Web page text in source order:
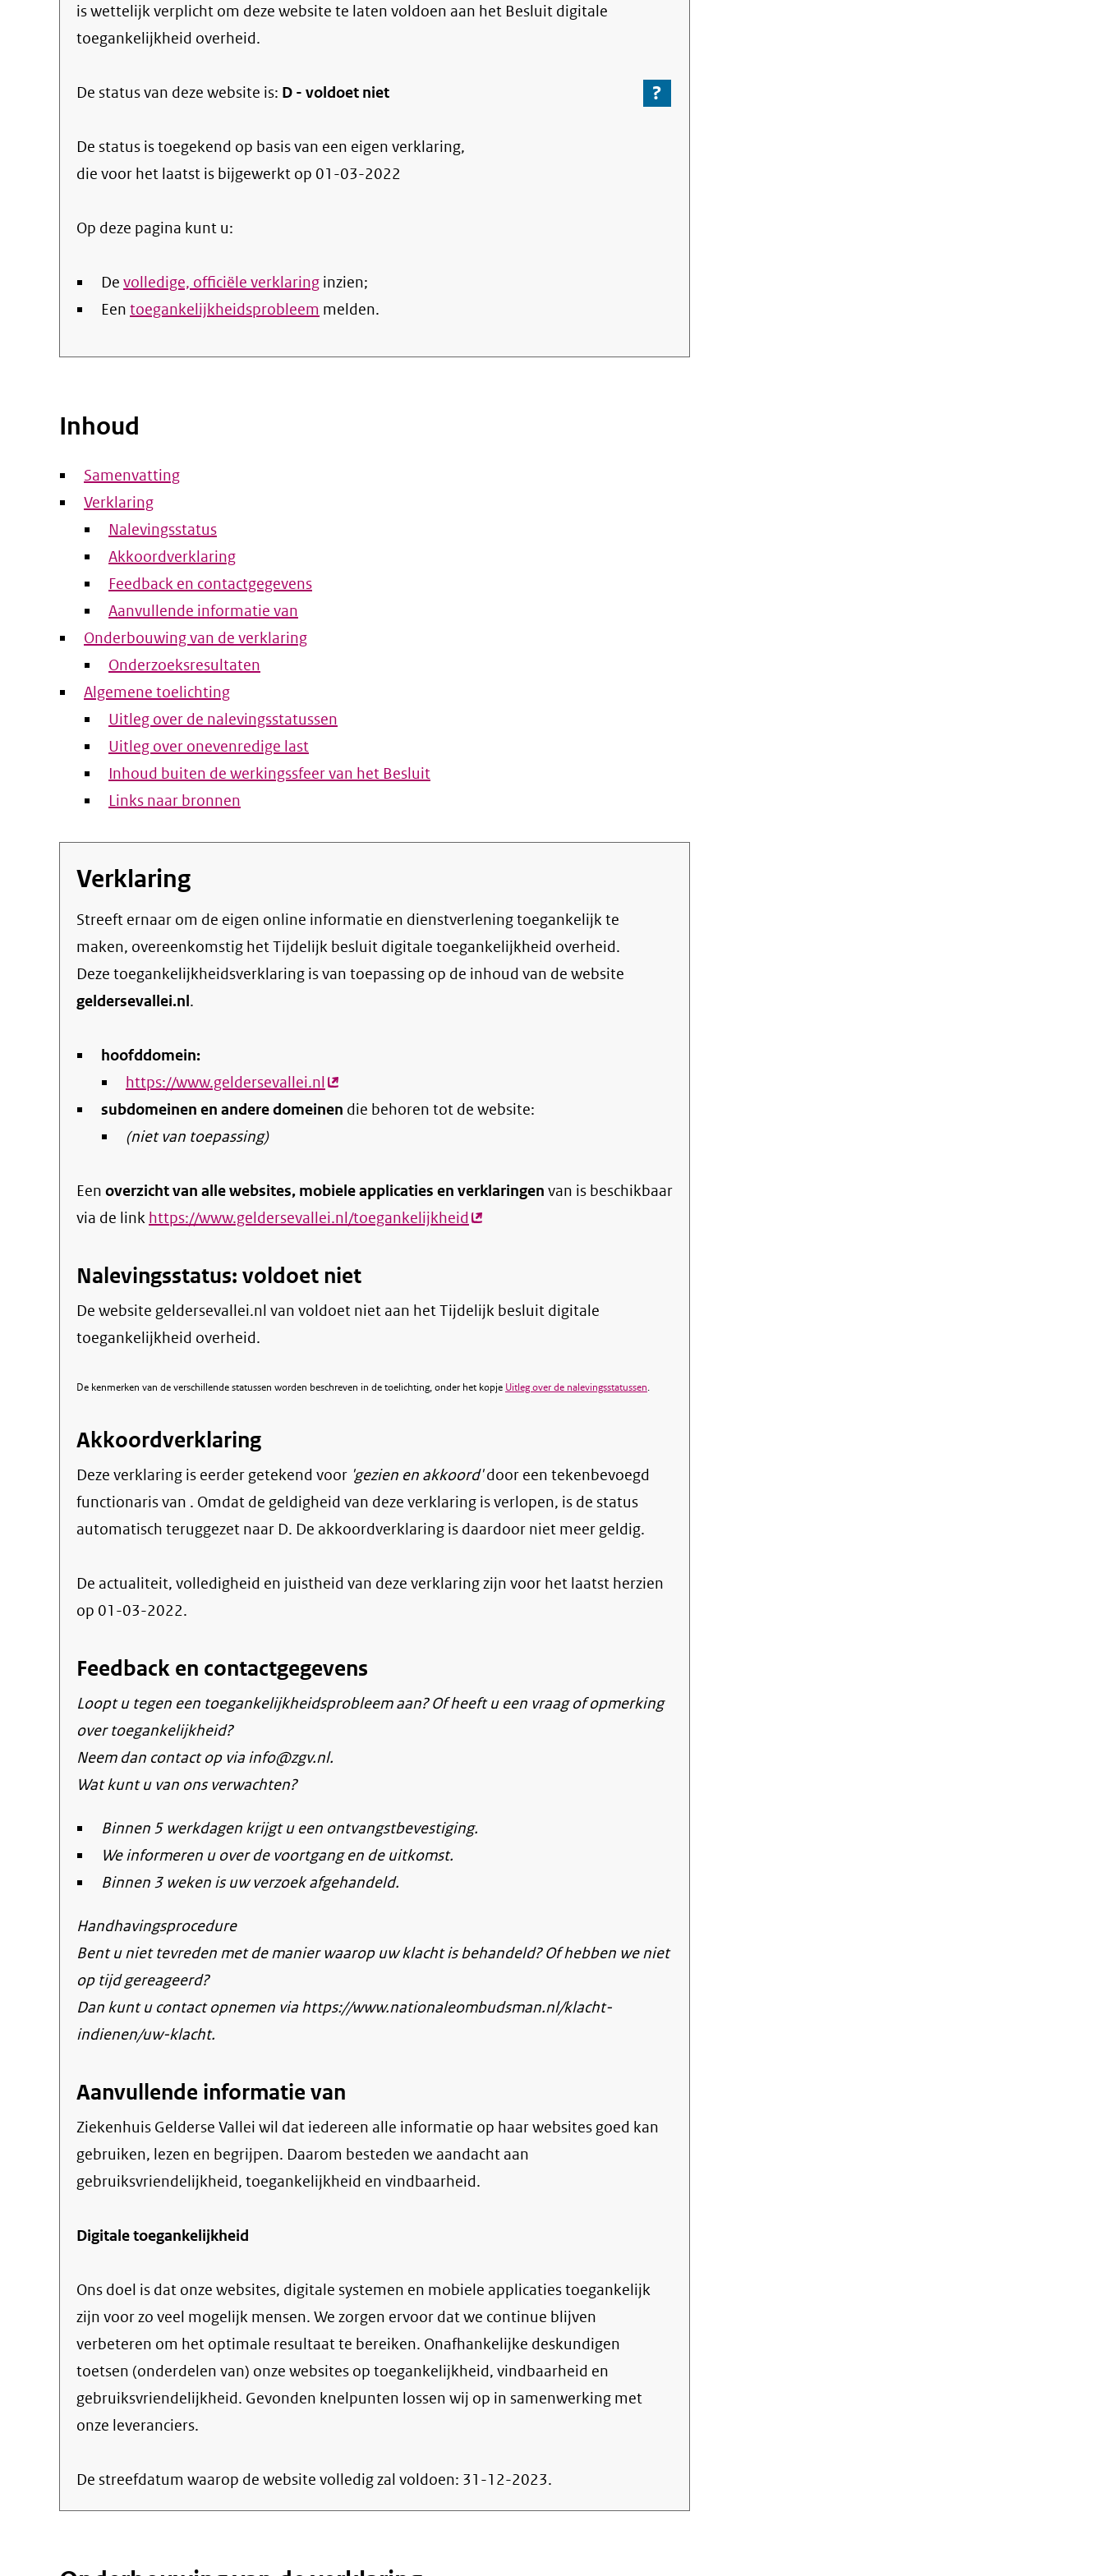
link)
is wettelijk verplicht om deze website te laten voldoen aan het Besluit digitale
toegankelijkheid overheid.
De status van deze website is: D - voldoet niet ?
Ga
De status is toegekend op basis van een eigen verklaring,
die voor het laatst is bijgewerkt op 01-03-2022
Op deze pagina kunt u:
De volledige, officiële verklaring inzien;
Een toegankelijkheidsprobleem melden.
Inhoud
Samenvatting
Verklaring
Nalevingsstatus
Akkoordverklaring
Feedback en contactgegevens
Aanvullende informatie van
Onderbouwing van de verklaring
Onderzoeksresultaten
Algemene toelichting
Uitleg over de nalevingsstatussen
Uitleg over onevenredige last
Inhoud buiten de werkingssfeer van het Besluit
Links naar bronnen
Verklaring
streeft ernaar om de eigen online informatie en dienstverlening toegankelijk te
maken, overeenkomstig hetTijdelijk besluit digitale toegankelijkheid overheid.
Deze toegankelijkheidsverklaring is van toepassing op de inhoud van de website
geldersevallei.nl.
hoofddomein:
https://www.geldersevallei.nl(externe
link)
subdomeinen en andere domeinen die behoren tot de website:
(niet van toepassing)
Een overzicht van alle websites, mobiele applicaties en verklaringen van is beschikbaar
via de link https://www.geldersevallei.nl/toegankelijkheid(externe
Nalevingsstatus: voldoet niet
De website geldersevallei.nl van voldoet niet aan het Tijdelijk besluit digitale
toegankelijkheid overheid.
De kenmerken van de verschillende statussen worden beschreven in de toelichting, onder het kopje Uitleg over de nalevingsstatussen.
Akkoordverklaring
Deze verklaring is eerder getekend voor 'gezien en akkoord'door een tekenbevoegd
functionaris van . Omdat de geldigheid van deze verklaring is verlopen, is de status
automatisch teruggezet naar D. De akkoordverklaring is daardoor niet meer geldig.
De actualiteit, volledigheid en juistheid van deze verklaring zijn voor het laatst herzien
op 01-03-2022.
Feedback en contactgegevens
Loopt u tegen een toegankelijkheidsprobleem aan? Of heeft u een vraag of opmerking
over toegankelijkheid?
Neem dan contact op via info@zgv.nl.
Wat kunt u van ons verwachten?
Binnen 5 werkdagen krijgt u een ontvangstbevestiging.
We informeren u over de voortgang en de uitkomst.
Binnen 3 weken is uw verzoek afgehandeld.
Handhavingsprocedure
Bent u niet tevreden met de manier waarop uw klacht is behandeld? Of hebben we niet
op tijd gereageerd?
Dan kunt u contact opnemen via https://www.nationaleombudsman.nl/klacht-
indienen/uw-klacht.
Aanvullende informatie van
Ziekenhuis Gelderse Vallei wil dat iedereen alle informatie op haar websites goed kan
gebruiken, lezen en begrijpen. Daarom besteden we aandacht aan
gebruiksvriendelijkheid, toegankelijkheid en vindbaarheid.
Digitale toegankelijkheid
Ons doel is dat onze websites, digitale systemen en mobiele applicaties toegankelijk
zijn voor zo veel mogelijk mensen. We zorgen ervoor dat we continue blijven
verbeteren om het optimale resultaat te bereiken. Onafhankelijke deskundigen
toetsen (onderdelen van) onze websites op toegankelijkheid, vindbaarheid en
gebruiksvriendelijkheid. Gevonden knelpunten lossen wij op in samenwerking met
onze leveranciers.
De streefdatum waarop de website volledig zal voldoen: 31-12-2023.